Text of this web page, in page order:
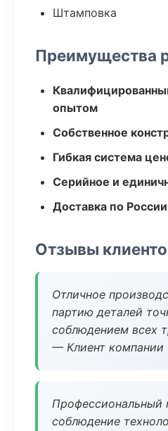
Штамповка
Преимущества
опытом
Собственное
Гибкая система
Серийное и
Доставка по
Отзывы
Отличное
партию деталей
соблюдением всех
— Клиент компании
Профессиональный
соблюдение